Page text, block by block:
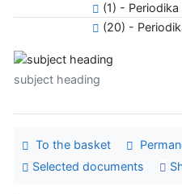
(1) -
(20) -
subject heading
To the basket
Selected documents